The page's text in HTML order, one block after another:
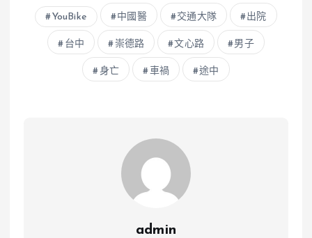
YouBike 中國醫 交通大隊 出院
台中 崇德路 文心路 男子
身亡 車禍 途中
admin